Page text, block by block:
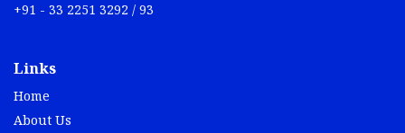
+91 - 33 2251 3292 / 93
Links
Home
About Us